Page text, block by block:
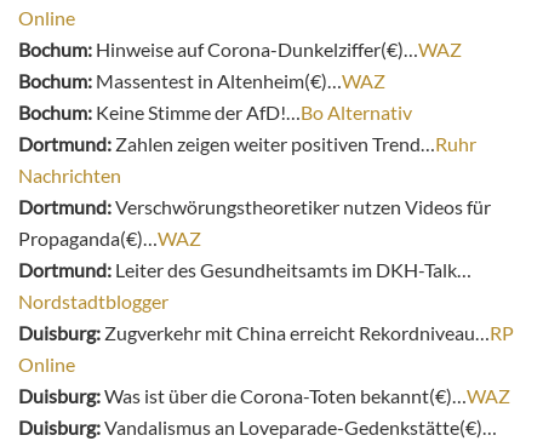
Online
Bochum: Hinweise auf Corona-Dunkelziffer(€)…WAZ
Bochum: Massentest in Altenheim(€)…WAZ
Bochum: Keine Stimme der AfD!…Bo Alternativ
Dortmund: Zahlen zeigen weiter positiven Trend…Ruhr
Nachrichten
Dortmund:Verschwörungstheoretiker nutzen Videos für
Propaganda(€)…WAZ
Dortmund: Leiter des Gesundheitsamts im DKH-Talk…
Nordstadtblogger
Duisburg: Zugverkehr mit China erreicht Rekordniveau…RP
Online
Duisburg:Was ist über die Corona-Toten bekannt(€)…WAZ
Duisburg:Vandalismus an Loveparade-Gedenkstätte(€)…